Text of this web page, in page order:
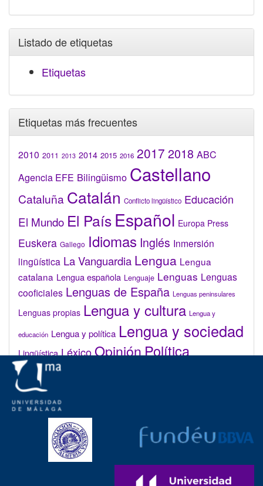
Listado de etiquetas
Etiquetas
Etiquetas más frecuentes
2010 2011 2013 2014 2015 2016 2017 2018 ABC
Agencia EFE Bilingüismo Castellano
Cataluña Catalán Conflicto lingüístico Educación
El Mundo El País Español Europa Press
Euskera Gallego Idiomas Inglés Inmersión
lingüística La Vanguardia Lengua Lengua
catalana Lengua española Lenguaje Lenguas Lenguas
cooficiales Lenguas de España Lenguas peninsulares
Lenguas propias Lengua y cultura Lengua y
educación Lengua y política Lengua y sociedad
Lingüística LéxicoOpiniónPolítica
lingüística
Valenciano
Administrar